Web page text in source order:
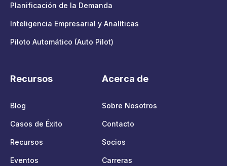
Planificación de la Demanda
Inteligencia Empresarial y Analíticas
Piloto Automático (Auto Pilot)
Recursos
Blog
Casos de Éxito
Recursos
Eventos
Acerca de
Sobre Nosotros
Contacto
Socios
Carreras